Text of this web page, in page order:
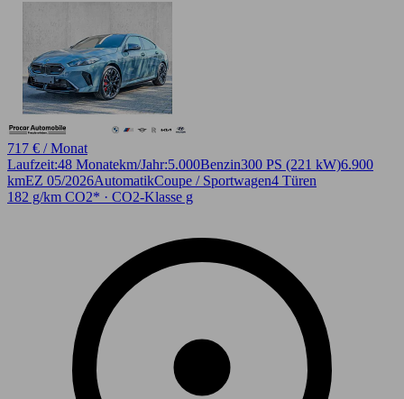
717 € / Monat
Laufzeit:48 Monatekm/Jahr:5.000Benzin300 PS (221 kW)6.900
kmEZ 05/2026AutomatikCoupe / Sportwagen4 Türen
182 g/km CO2* · CO2-Klasse g